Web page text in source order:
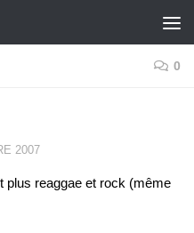
0
2007
plus reaggae et rock (même